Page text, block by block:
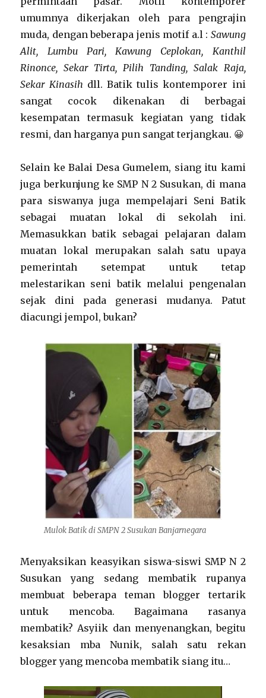
umumnya dikerjakan oleh para pengrajin
muda, dengan beberapa jenis motif a.l : Sawung
Alit, Lumbu Pari, Kawung Ceplokan, Kanthil
Rinonce, Sekar Tirta, Pilih Tanding, Salak Raja,
Sekar Kinasih dll. Batik tulis kontemporer ini
sangat cocok dikenakan di berbagai
kesempatan termasuk kegiatan yang tidak
resmi, dan harganya pun sangat terjangkau. 😀
Selain ke Balai Desa Gumelem, siang itu kami
juga berkunjung ke SMP N 2 Susukan, di mana
para siswanya juga mempelajari Seni Batik
sebagai muatan lokal di sekolah ini.
Memasukkan batik sebagai pelajaran dalam
muatan lokal merupakan salah satu upaya
pemerintah setempat untuk tetap
melestarikan seni batik melalui pengenalan
sejak dini pada generasi mudanya. Patut
diacungi jempol, bukan?
Mulok Batik di SMPN 2 Susukan Banjarnegara
Menyaksikan keasyikan siswa-siswi SMP N 2
Susukan yang sedang membatik rupanya
membuat beberapa teman blogger tertarik
untuk mencoba. Bagaimana rasanya
membatik? Asyiik dan menyenangkan, begitu
kesaksian mba Nunik, salah satu rekan
blogger yang mencoba membatik siang itu…